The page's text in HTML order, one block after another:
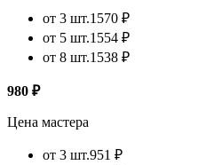
от 3 шт.1570 ₽
от 5 шт.1554 ₽
от 8 шт.1538 ₽
980 ₽
Цена мастера
от 3 шт.951 ₽